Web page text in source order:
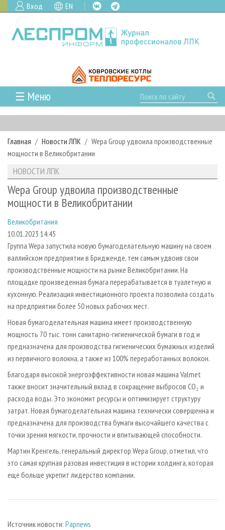
Вход EN
☰ Меню
ГЛАВНАЯ
РУБРИКИ И ТЕМЫ
РУБРИКИ ЖУРНАЛА
ЛЕСОЗАГОТОВКА
ЛЕСОПИЛЕНИЕ
СУШКА ДРЕВЕСИНЫ
ПРОИЗВОДСТВО ДРЕВЕСНЫХ ПЛИТ
ДЕРЕВЯННОЕ ДОМОСТРОЕНИЕ
ПРОИЗВОДСТВО МЕБЕЛИ
БИОЭНЕРГЕТИКА
ИНСТРУМЕНТ И МАТЕРИАЛЫ
НОВОСТИ
НОВОСТИ ЛПК
НОВОСТИ ЖУРНАЛА
ПРОЕКТЫ ЛПИ
АНАЛИТИКА
ПРЕДПРИЯТИЯ ЛПК
ПЕРСОНЫ
МОБИЛЬНЫЕ ВЫСТАВКИ
ОФИЦИАЛЬНЫЕ ДЕЛЕГАЦИИ
ПРИОРИТЕТНЫЕ ИНВЕСТПРОЕКТЫ
RUSSIAN FORESTRY REVIEW
ГАЗЕТА ЛЕСПРОМФОРУМ
БИБЛИОТЕКА СПЕЦИАЛИСТА
АРХИВ
АРХИВ ЖУРНАЛОВ
СТАТЬИ
О ЖУРНАЛЕ
ПОДПИСКА
КОНТАКТЫ
РЕКЛАМОДАТЕЛЯМ
РЕКЛАМА
РЕКЛАМА НА САЙТЕ
Главная Новости ЛПК
Wepa Group удвоила производственные
мощности в Великобритании
НОВОСТИ ЛПК
Wepa Group удвоила производственные
мощности в Великобритании
Великобритания
10.01.2023 14:45
Группа Wepa запустила новую бумагоделательную машину на своем
валлийском предприятии в Бридженде, тем самым удвоив свои
производственные мощности на рынке Великобритании. На
площадке произведенная бумага перерабатывается в туалетную и
кухонную. Реализация инвестиционного проекта позволила создать
на предприятии более 50 новых рабочих мест.
Новая бумагоделательная машина имеет производственную
мощность 70 тыс. тонн санитарно-гигиенической бумаги в год и
предназначена для производства гигиенических бумажных изделий
из первичного волокна, а также из 100% переработанных волокон.
Благодаря высокой энергоэффективности новая машина Valmet
также вносит значительный вклад в сокращение выбросов CO₂ и
расхода воды. Это экономит ресурсы и оптимизирует структуру
затрат. Новая бумагоделательная машина технически совершенна и
предназначена для производства бумаги высочайшего качества с
точки зрения мягкости, прочности и впитывающей способности.
Мартин Кренгель, генеральный директор Wepa Group, отметил, что
это самая крупная разовая инвестиция в истории холдинга, которая
еще больше укрепит лидерство компании.
Источник новости: Papnews